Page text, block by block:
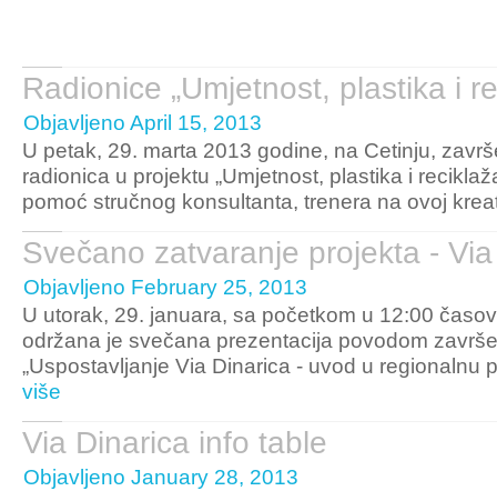
Radionice „Umjetnost, plastika i
Objavljeno April 15, 2013
U petak, 29. marta 2013 godine, na Cetinju,
radionica u projektu „Umjetnost, plastika i
pomoć stručnog konsultanta, trenera na ovoj
Svečano zatvaranje projekta -
Objavljeno February 25, 2013
U utorak, 29. januara, sa početkom u 12:00
održana je svečana prezentacija povodom
„Uspostavljanje Via Dinarica - uvod u regionalnu
više
Via Dinarica info table
Objavljeno January 28, 2013